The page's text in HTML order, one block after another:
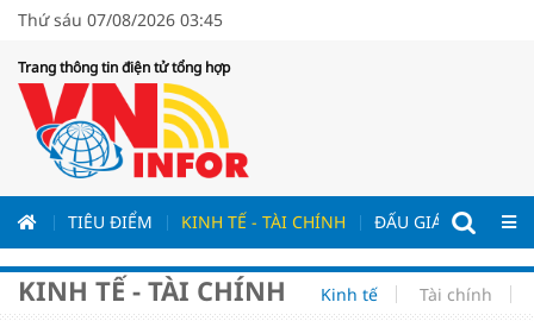
Thứ sáu 07/08/2026 03:45
Trang thông tin điện tử tổng hợp
TIÊU ĐIỂM KINH TẾ - TÀI CHÍNH ĐẤU GIÁ - ĐẤU
KINH TẾ - TÀI CHÍNH Kinh tế Tài chính